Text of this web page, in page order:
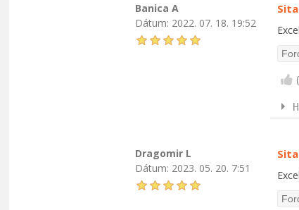
Banica A
Dátum: 2022. 07. 18. 19:52
(
Dragomir L
Dátum: 2023. 05. 20. 7:51